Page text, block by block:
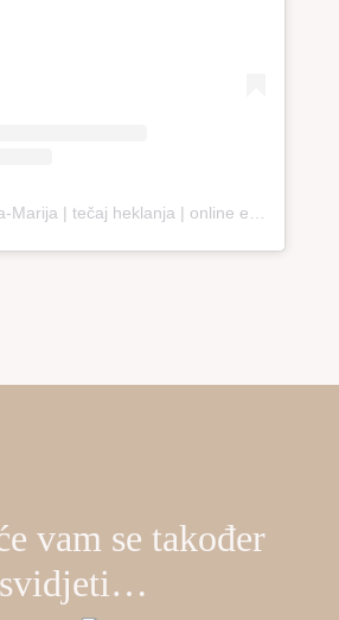
vam se također
svidjeti…